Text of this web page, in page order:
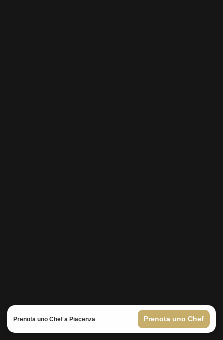
Prenota uno Chef a Piacenza Prenota uno Chef